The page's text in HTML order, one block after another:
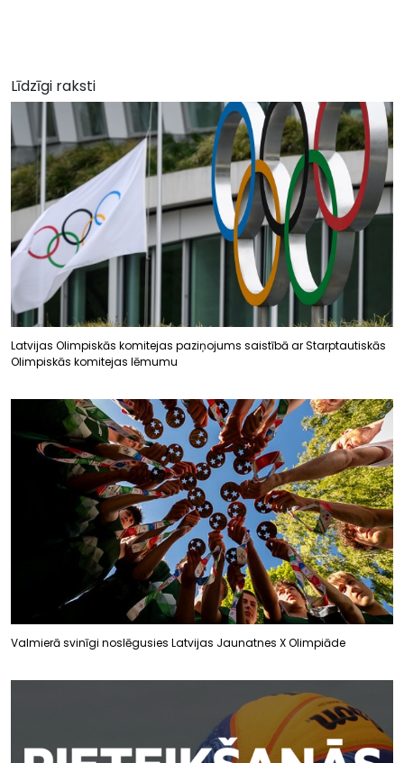
Līdzīgi raksti
Latvijas Olimpiskās komitejas paziņojums saistībā ar Starptautiskās
Olimpiskās komitejas lēmumu
Valmierā svinīgi noslēgusies Latvijas Jaunatnes X Olimpiāde